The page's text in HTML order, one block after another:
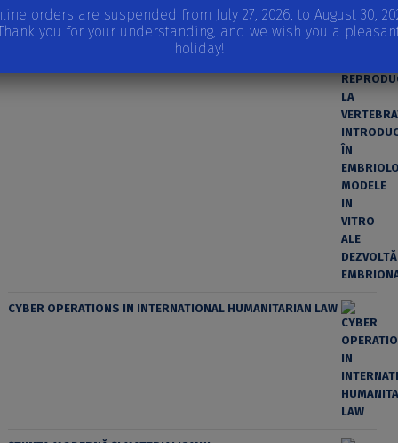
STRATEGII REPRODUCTIVE LA VERTEBRATE, INTRODUCERE
ÎN EMBRIOLOGIE, MODELE IN VITRO ALE DEZVOLTĂRII
CYBER OPERATIONS IN INTERNATIONAL HUMANITARIAN LAW
orders are suspended from July 27, 2026, to August 30,
you for your understanding, and we wish you a
holiday!